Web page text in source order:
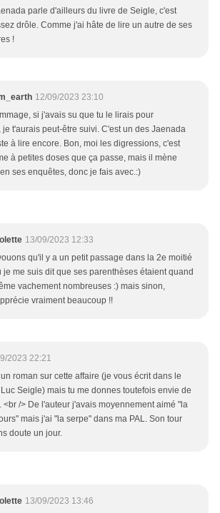
parle d'ailleurs du livre de Seigle, c'est
drôle. Comme j'ai hâte de lire un autre de ses
!
12/09/2023 23:10
si j'avais su que tu le lirais pour
je t'aurais peut-être suivi. C'est un des Jaenada
à lire encore. Bon, moi les digressions, c'est
à petites doses que ça passe, mais il mène
ses enquêtes, donc je fais avec.:)
13/09/2023 12:33
qu'il y a un petit passage dans la 2e moitié
je me suis dit que ses parenthèses étaient quand
vachement nombreuses :) mais sinon,
vraiment beaucoup !!
2023 22:21
roman sur cette affaire (je vous écrit dans le
Seigle) mais tu me donnes toutefois envie de
<br /> De l'auteur j'avais moyennement aimé "la
mais j'ai "la serpe" dans ma PAL. Son tour
doute un jour.
13/09/2023 13:46